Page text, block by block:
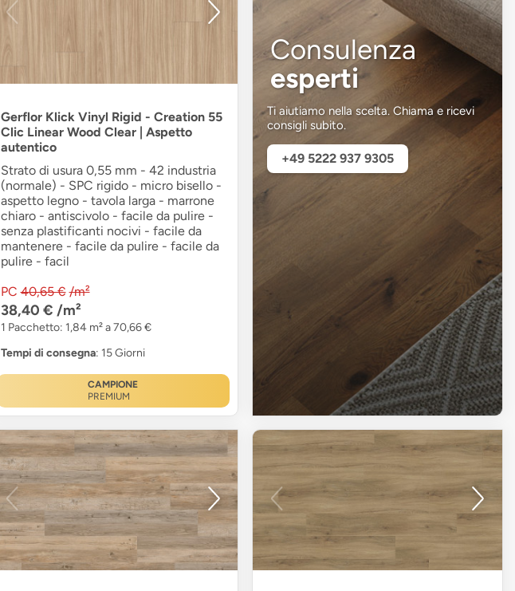
Gerflor Klick Vinyl Rigid - Creation 55
Clic Linear Wood Clear | Aspetto
autentico
Strato di usura 0,55 mm - 42 industria
(normale) - SPC rigido - micro bisello -
aspetto legno - tavola larga - marrone
chiaro - antiscivolo - facile da pulire -
senza plastificanti nocivi - facile da
mantenere - facile da pulire - facile da
pulire - facil
PC 40,65 € /m²
38,40 € /m²
1 Pacchetto: 1,84 m² a 70,66 €
Tempi di consegna: 15 Giorni
CAMPIONE
PREMIUM
Consulenza
esperti
Ti aiutiamo nella scelta. Chiama e ricevi
consigli subito.
+49 5222 937 9305